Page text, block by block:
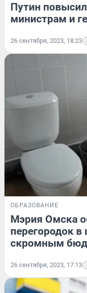
Путин
министрам и
26 сентября, 2023, 18:23
ОБРАЗОВАНИЕ
Мэрия Омска
перегородок
скромным
26 сентября, 2023, 17:13